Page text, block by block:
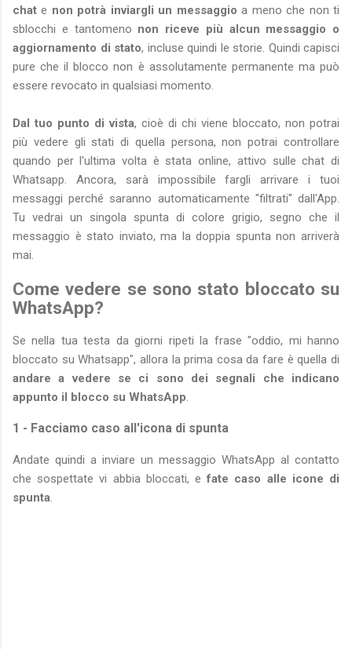
chat e non potrà inviargli un messaggio a meno che non ti
sblocchi e tantomeno non riceve più alcun messaggio o
aggiornamento di stato, incluse quindi le storie. Quindi capisci
pure che il blocco non è assolutamente permanente ma può
essere revocato in qualsiasi momento.
Dal tuo punto di vista, cioè di chi viene bloccato, non potrai
più vedere gli stati di quella persona, non potrai controllare
quando per l'ultima volta è stata online, attivo sulle chat di
Whatsapp. Ancora, sarà impossibile fargli arrivare i tuoi
messaggi perché saranno automaticamente "filtrati" dall'App.
Tu vedrai un singola spunta di colore grigio, segno che il
messaggio è stato inviato, ma la doppia spunta non arriverà
mai.
Come vedere se sono stato bloccato su
WhatsApp?
Se nella tua testa da giorni ripeti la frase "oddio, mi hanno
bloccato su Whatsapp", allora la prima cosa da fare è quella di
andare a vedere se ci sono dei segnali che indicano
appunto il blocco su WhatsApp.
1 - Facciamo caso all'icona di spunta
Andate quindi a inviare un messaggio WhatsApp al contatto
che sospettate vi abbia bloccati, efate caso alle icone di
spunta.